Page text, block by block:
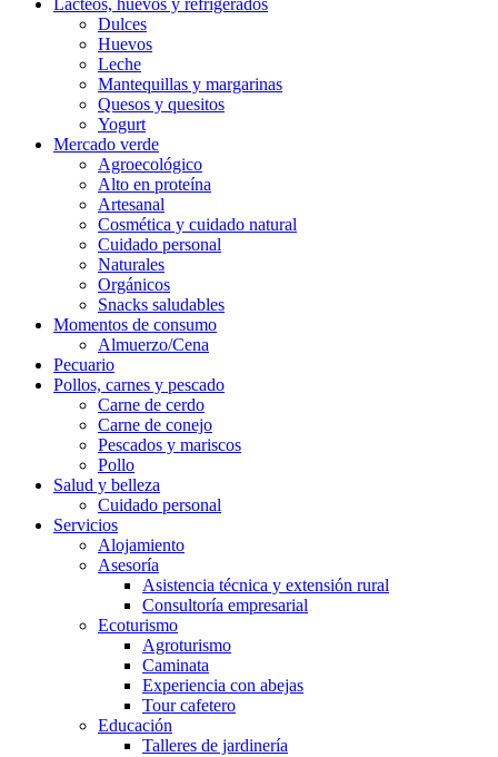
Lácteos, huevos y refrigerados
Dulces
Huevos
Leche
Mantequillas y margarinas
Quesos y quesitos
Yogurt
Mercado verde
Agroecológico
Alto en proteína
Artesanal
Cosmética y cuidado natural
Cuidado personal
Naturales
Orgánicos
Snacks saludables
Momentos de consumo
Almuerzo/Cena
Pecuario
Pollos, carnes y pescado
Carne de cerdo
Carne de conejo
Pescados y mariscos
Pollo
Salud y belleza
Cuidado personal
Servicios
Alojamiento
Asesoría
Asistencia técnica y extensión rural
Consultoría empresarial
Ecoturismo
Agroturismo
Caminata
Experiencia con abejas
Tour cafetero
Educación
Talleres de jardinería